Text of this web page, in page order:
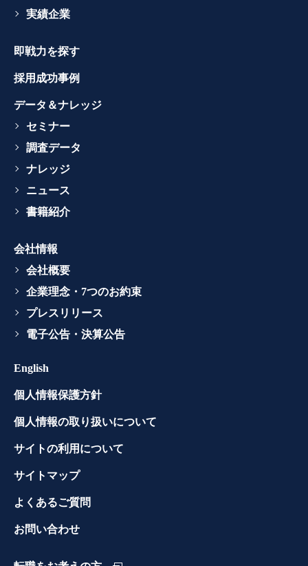
実績企業
即戦力を探す
採用成功事例
データ＆ナレッジ
セミナー
調査データ
ナレッジ
ニュース
書籍紹介
会社情報
会社概要
企業理念・7つのお約束
プレスリリース
電子公告・決算公告
English
個人情報保護方針
個人情報の取り扱いについて
サイトの利用について
サイトマップ
よくあるご質問
お問い合わせ